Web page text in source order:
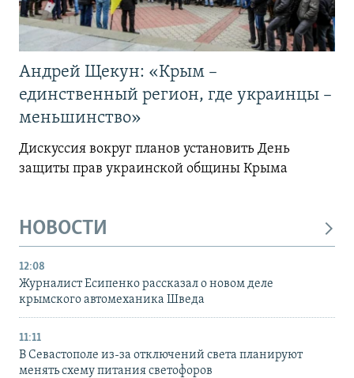
Андрей Щекун: «Крым –
единственный регион, где украинцы –
меньшинство»
Дискуссия вокруг планов установить День
защиты прав украинской общины Крыма
НОВОСТИ
12:08
Журналист Есипенко рассказал о новом деле
крымского автомеханика Шведа
11:11
В Севастополе из-за отключений света планируют
менять схему питания светофоров